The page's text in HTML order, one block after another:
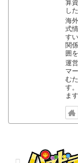
算
し
海
式
す
関
囲
運
マ
む
す
ます